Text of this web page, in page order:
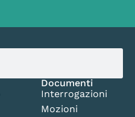
Documenti
Interrogazioni
Mozioni